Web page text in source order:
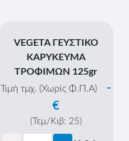
VEGETA ΓΕΥΣΤΙΚΟ
ΚΑΡΥΚΕΥΜΑ
ΤΡΟΦΙΜΩΝ 125gr
Τιμή τμχ. (Χωρίς Φ.Π.Α)
-
€
(Τεμ/Κιβ: 25)